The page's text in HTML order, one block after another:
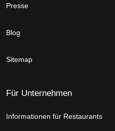
Presse
Blog
Sitemap
Für Unternehmen
Informationen für Restaurants